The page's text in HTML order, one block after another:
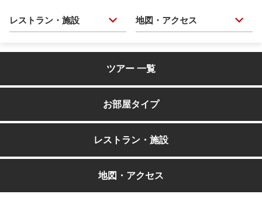
レストラン・施設 地図・アクセス
ツアー 一覧
お部屋タイプ
レストラン・施設
地図・アクセス